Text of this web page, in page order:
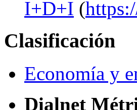
I+D+I (
Clasificación
Economía y
Dialnet